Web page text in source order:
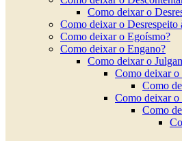
Como deixar o
Como deixar o Desrespeito
Como deixar o Egoísmo?
Como deixar o Engano?
Como deixar o
Como deixar o
Como
Como deixar o
Como